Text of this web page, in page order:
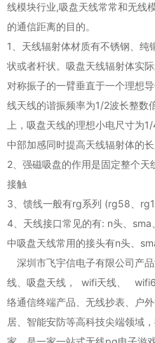
线模块行业,吸盘天线常常和无线
的通信距离的目的。
1、天线辐射体材质有不锈钢、
状或者杆状。吸盘天线辐射体实
对称振子的一臂垂直于一个理想
线天线的谐振频率为1/2波长整数
上，吸盘天线的理想小电尺寸为
中部加感同时提高天线辐射体的
2、强磁吸盘的作用是固定整个天
接触
3、馈线一般有rg系列 (rg58、
4、天线接口常见的有: n头、
中吸盘天线常用的接头有n头、
深圳市飞宇信电子有限公司产
线、吸盘天线， wifi天线、
络通信终端产品、无线抄表、户
居、智能安防等高科技尖端领域